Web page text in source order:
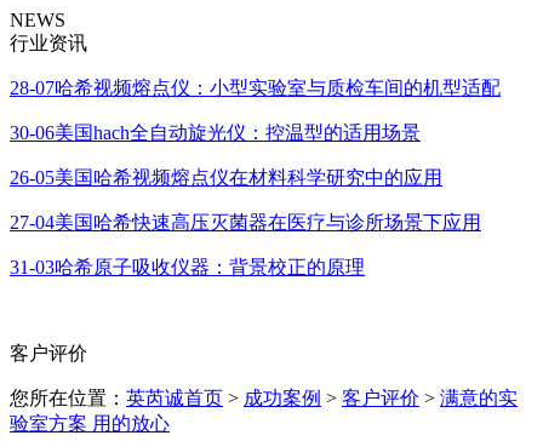
NEWS
行业资讯
28-07哈希视频熔点仪：小型实验室与质检车间的机型适配
30-06美国hach全自动旋光仪：控温型的适用场景
26-05美国哈希视频熔点仪在材料科学研究中的应用
27-04美国哈希快速高压灭菌器在医疗与诊所场景下应用
31-03哈希原子吸收仪器：背景校正的原理
客户评价
您所在位置： 英芮诚首页 > 成功案例 > 客户评价 > 满意的实
验室方案 用的放心